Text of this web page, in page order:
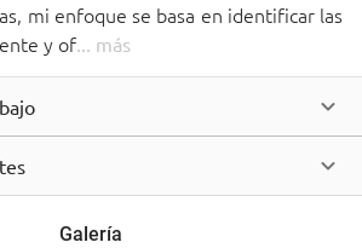
mi enfoque se basa en identificar las
y of... más
Galería